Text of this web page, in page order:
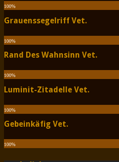
100%
Grauenssegelriff Vet.
100%
Rand Des Wahnsinn Vet.
100%
Luminit-Zitadelle Vet.
100%
Gebeinkäfig Vet.
100%